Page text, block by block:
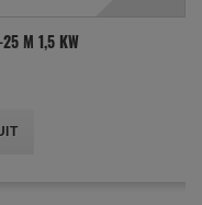
25 M 1,5 KW